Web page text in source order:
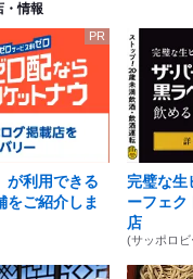
・情報
PR
が利用できる
をご紹介しま
完璧な生
ーフェク
店
(サッポロビ